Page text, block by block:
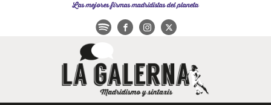
Las mejores firmas madridistas del planeta